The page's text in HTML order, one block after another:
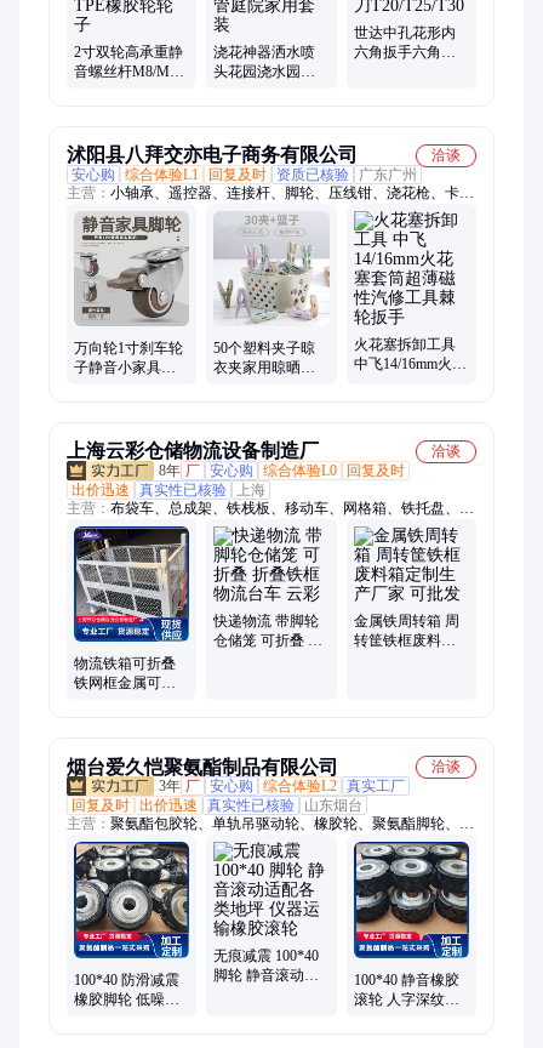
2寸双轮高承重静
音螺丝杆M8/M10
浇花神器洒水喷
头花园浇水园林
世达中孔花形内
六角扳手六角星
沭阳县八拜交亦电子商务有限公司
洽谈
安心购
综合体验L1 回复及时 资质已核验
广东广州
主营： 小轴承、遥控器、连接杆、脚轮、压线钳、浇花枪、卡箍
管、浇水机、升降机、焊把线、丁兰尺、单向阀、分配器、玉米
杆、止回阀、揉丝机、砂带机、抽水机、液压钳、手抛网、排线
钳、抽水泵、螺丝刀、潜水泵、止逆阀、电焊机
万向轮1寸刹车轮
子静音小家具定
50个塑料夹子晾
衣夹家用晾晒衣
火花塞拆卸工具
中飞14/16mm火花
上海云彩仓储物流设备制造厂
洽谈
8年 厂 安心购 综合体验L0
回复及时
出价迅速
真实性已核验
上海
主营： 布袋车、总成架、铁栈板、移动车、网格箱、铁托盘、金
属网、工具车、平板车、巧固架、清洗筐、仓库笼、工位车、铁
板箱、手推车、工作桌、料架车、登高车、仓储笼、两面车、仓
储货架、制周转箱、物流台车、立式托盘、金属网箱
物流铁箱可折叠
铁网框金属可安
快递物流 带脚轮
仓储笼 可折叠 折
金属铁周转箱 周
转筐铁框废料箱
烟台爱久恺聚氨酯制品有限公司
洽谈
3年 厂 安心购 综合体验L2 真实工厂
回复及时 出价迅速 真实性已核验
山东烟台
主营： 聚氨酯包胶轮、单轨吊驱动轮、橡胶轮、聚氨酯脚轮、电
动叉车轮、旋转门轮、叉车驱动轮、滚轮架轮、机械行走轮、滚
筒筛子轮、聚氨酯滚轮、聚氨酯轮、AGV行走轮、电动搬运车
驱动轮、聚氨酯胶轮、橡胶包胶轮、电动叉车承载轮、电动叉车
辅助轮、矿用单轨吊驱动轮、立体车库轮、聚氨酯从动轮、聚氨
酯主动轮、聚氨酯定制轮、聚氨酯行走轮、叉车辅助轮
100*40 防滑减震
橡胶脚轮 低噪顺
无痕减震 100*40
脚轮 静音滚动适
100*40 静音橡胶
滚轮 人字深纹防